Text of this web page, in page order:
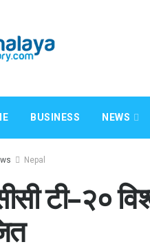
BUSINESS NEWS
Nepal
टी–२०